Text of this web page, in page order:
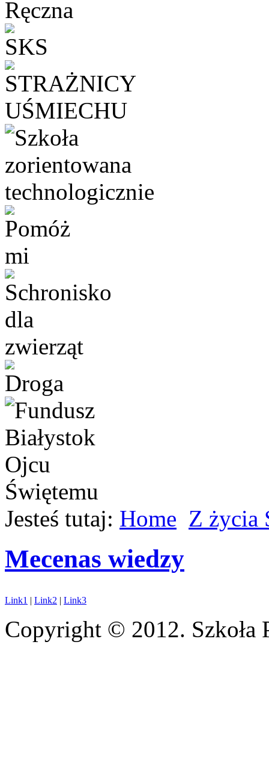
Jesteś tutaj: Home Z życia
Mecenas wiedzy
Link1 | Link2 | Link3
Copyright © 2012. Szkoła